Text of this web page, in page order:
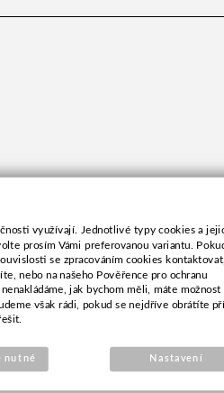
pro Viking MB3R-47,8cm
využívají. Jednotlivé typy cookies a
prosím Vámi preferovanou variantu.
se zpracováním cookies kontaktovat,
nebo na našeho Pověřence pro ochranu
jak bychom měli, máte možnost
však rádi, pokud se nejdříve obrátíte
nutné Nastavení